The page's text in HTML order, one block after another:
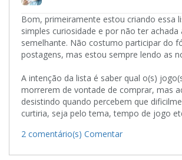
Bom, primeiramente estou criando essa
simples curiosidade e por não ter achada
semelhante. Não costumo participar do
postagens, mas estou sempre lendo as
A intenção da lista é saber qual o(s)
morrerem de vontade de comprar, mas
desistindo quando percebem que
curtiria, seja pelo tema, tempo de jogo
2 comentário(s) Comentar